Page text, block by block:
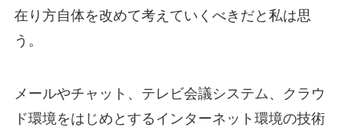
在り方自体を改めて考えていくべきだと私は思
う。
メールやチャット、テレビ会議システム、クラウ
ド環境をはじめとするインターネット環境の技術